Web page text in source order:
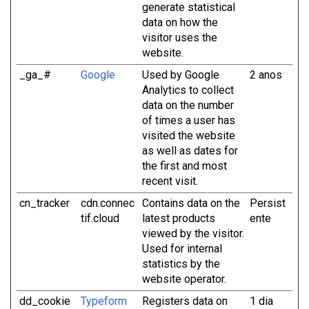
generate statistical
data on how the
visitor uses the
website.
_ga_# Google
Used by Google
Analytics to collect
data on the number
of times a user has
visited the website
as well as dates for
the first and most
recent visit.
2 anos
cn_tracker
cdn.connec
tif.cloud
Contains data on the
latest products
viewed by the visitor.
Used for internal
statistics by the
website operator.
Persist
ente
dd_cookie
Typeform
Registers data on
1 dia